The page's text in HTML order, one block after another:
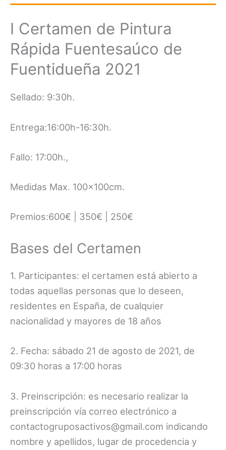
I Certamen de Pintura
Rápida Fuentesaúco de
Fuentidueña 2021
Sellado: 9:30h.
Entrega:16:00h-16:30h.
Fallo: 17:00h.,
Medidas Max. 100x100cm.
Premios:600€ | 350€ | 250€
Bases del Certamen
1. Participantes: el certamen está abierto a
todas aquellas personas que lo deseen,
residentes en España, de cualquier
nacionalidad y mayores de 18 años
2. Fecha: sábado 21 de agosto de 2021, de
09:30 horas a 17:00 horas
3. Preinscripción: es necesario realizar la
preinscripción vía correo electrónico a
contactogruposactivos@gmail.com indicando
nombre y apellidos, lugar de procedencia y